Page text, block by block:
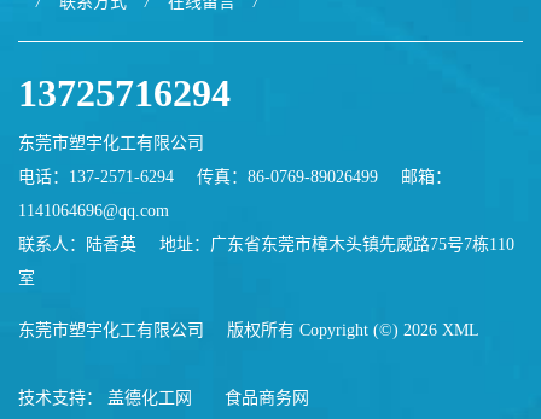
13725716294
东莞市塑宇化工有限公司
电话：137-2571-6294
传真：86-0769-89026499
邮箱：
1141064696@qq.com
联系人：陆香英
地址：广东省东莞市樟木头镇先威路75号7栋110
室
东莞市塑宇化工有限公司 版权所有 Copyright (©) 2026 XML
技术支持： 盖德化工网 食品商务网